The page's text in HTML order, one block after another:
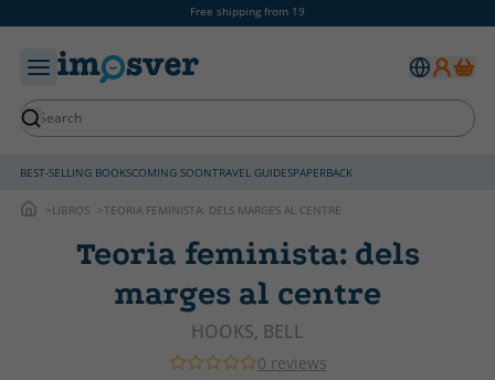
Free shipping from 19
BEST-SELLING BOOKSCOMING SOONTRAVEL GUIDESPAPERBACK
LIBROS TEORIA FEMINISTA: DELS MARGES AL CENTRE
Teoria feminista: dels
marges al centre
HOOKS, BELL
0 reviews